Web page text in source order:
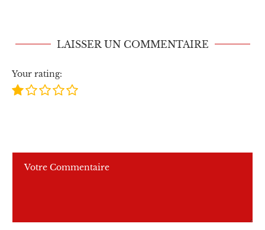
LAISSER UN COMMENTAIRE
Your rating: